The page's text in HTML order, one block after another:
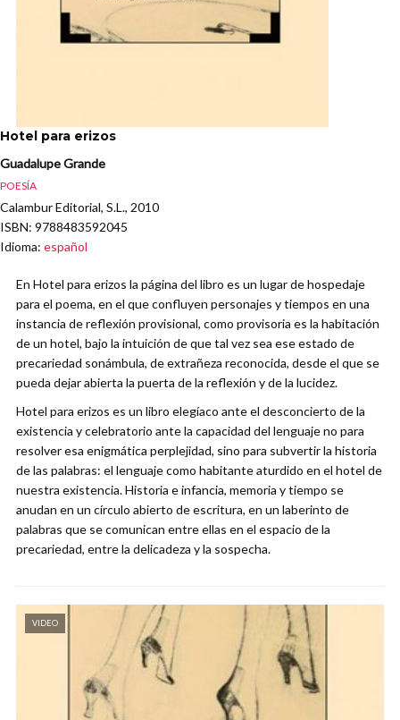
Hotel para erizos
Guadalupe Grande
POESÍA
Calambur Editorial, S.L., 2010
ISBN: 9788483592045
Idioma: español
En Hotel para erizos la página del libro es un lugar de hospedaje
para el poema, en el que confluyen personajes y tiempos en una
instancia de reflexión provisional, como provisoria es la habitación
de un hotel, bajo la intuición de que tal vez sea ese estado de
precariedad sonámbula, de extrañeza reconocida, desde el que se
pueda dejar abierta la puerta de la reflexión y de la lucidez.
Hotel para erizos es un libro elegíaco ante el desconcierto de la
existencia y celebratorio ante la capacidad del lenguaje no para
resolver esa enigmática perplejidad, sino para subvertir la historia
de las palabras: el lenguaje como habitante aturdido en el hotel de
nuestra existencia. Historia e infancia, memoria y tiempo se
anudan en un círculo abierto de escritura, en un laberinto de
palabras que se comunican entre ellas en el espacio de la
precariedad, entre la delicadeza y la sospecha.
VIDEO